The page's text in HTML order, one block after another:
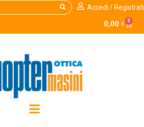
Accedi / Registrati
0,00 € 0